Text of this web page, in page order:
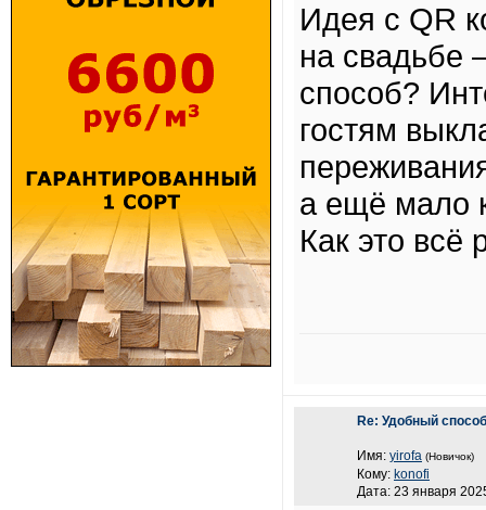
Идея с QR
на свадьбе
способ?
гостям
а ещё мало
Как это всё
Re: Удобный
Имя: yirofa (Новичок)
Кому: konofi
Дата: 23 января